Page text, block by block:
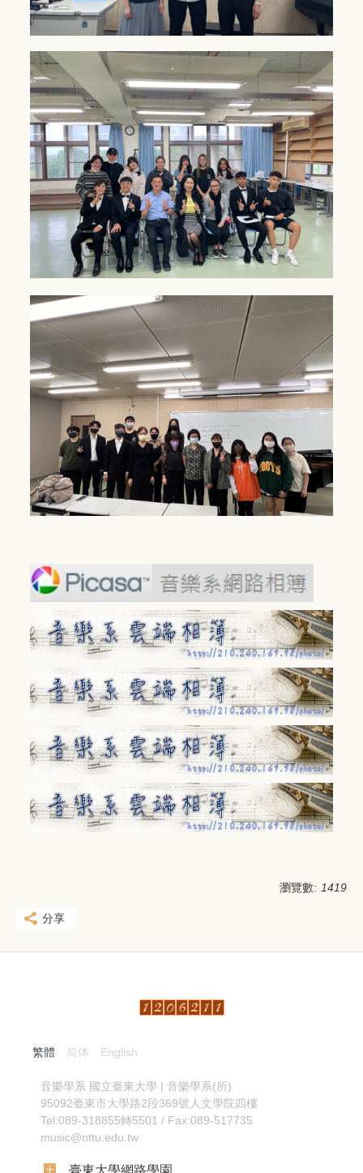
瀏覽數: 1419
分享
繁體 简体
English
音樂學系 國立臺東大學 | 音樂學系(所)
95092臺東市大學路2段369號人文學院四樓
Tel:089-318855轉5501 / Fax:089-517735
music@nttu.edu.tw
臺東大學網路學園